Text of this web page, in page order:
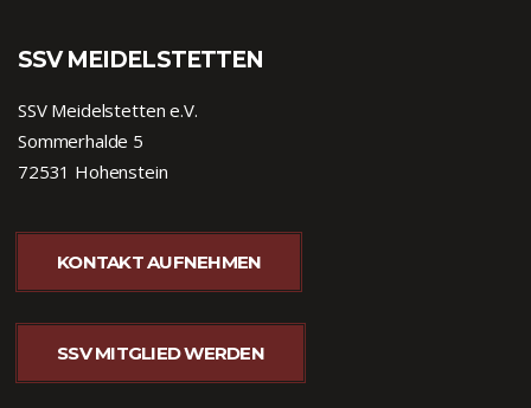
SSV MEIDELSTETTEN
SSV Meidelstetten e.V.
Sommerhalde 5
72531 Hohenstein
KONTAKT AUFNEHMEN
SSV MITGLIED WERDEN